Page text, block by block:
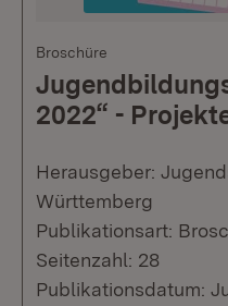
Broschüre
2022“ -
Herausgeber:
Württemberg
Publikationsart:
Seitenzahl: 28
Publikationsdatum: